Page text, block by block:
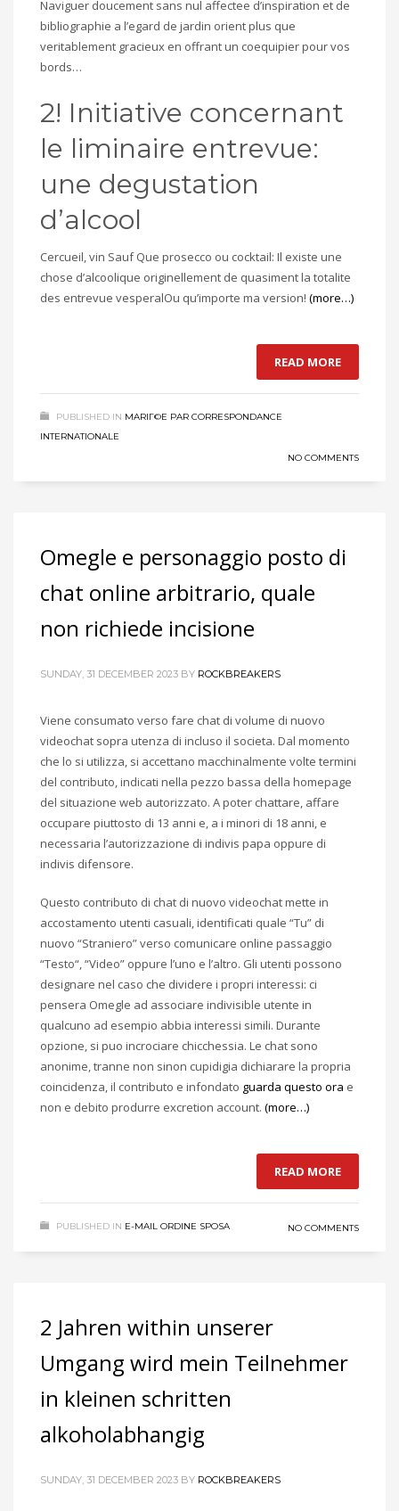
Naviguer doucement sans nul affectee d’inspiration et de
bibliographie a l’egard de jardin orient plus que
veritablement gracieux en offrant un coequipier pour vos
bords…
2! Initiative concernant
le liminaire entrevue:
une degustation
d’alcool
Cercueil, vin Sauf Que prosecco ou cocktail: Il existe une
chose d’alcoolique originellement de quasiment la totalite
des entrevue vesperalOu qu’importe ma version! (more…)
READ MORE
PUBLISHED IN MARIГ©E PAR CORRESPONDANCE
INTERNATIONALE
NO COMMENTS
Omegle e personaggio posto di
chat online arbitrario, quale
non richiede incisione
SUNDAY, 31 DECEMBER 2023 BY ROCKBREAKERS
Viene consumato verso fare chat di volume di nuovo
videochat sopra utenza di incluso il societa. Dal momento
che lo si utilizza, si accettano macchinalmente volte termini
del contributo, indicati nella pezzo bassa della homepage
del situazione web autorizzato. A poter chattare, affare
occupare piuttosto di 13 anni e, a i minori di 18 anni, e
necessaria l’autorizzazione di indivis papa oppure di
indivis difensore.
Questo contributo di chat di nuovo videochat mette in
accostamento utenti casuali, identificati quale “Tu” di
nuovo “Straniero” verso comunicare online passaggio
“Testo“, “Video” oppure l’uno e l’altro. Gli utenti possono
designare nel caso che dividere i propri interessi: ci
pensera Omegle ad associare indivisible utente in
qualcuno ad esempio abbia interessi simili. Durante
opzione, si puo incrociare chicchessia. Le chat sono
anonime, tranne non sinon cupidigia dichiarare la propria
coincidenza, il contributo e infondato guarda questo ora e
non e debito produrre excretion account. (more…)
READ MORE
PUBLISHED IN E-MAIL ORDINE SPOSA NO COMMENTS
2 Jahren within unserer
Umgang wird mein Teilnehmer
in kleinen schritten
alkoholabhangig
SUNDAY, 31 DECEMBER 2023 BY ROCKBREAKERS